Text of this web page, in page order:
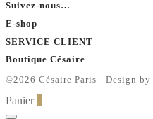
Suivez-nous…
E-shop
SERVICE CLIENT
Boutique Césaire
©2026 Césaire Paris - Design by
Panier